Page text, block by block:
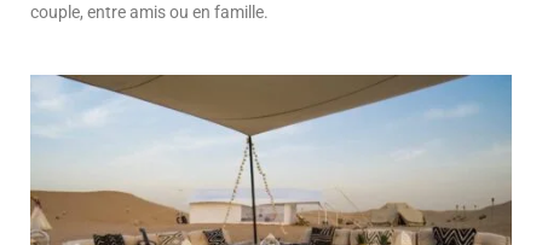
couple, entre amis ou en famille.